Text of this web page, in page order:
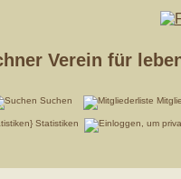
Verein für
Suchen
Statistiken